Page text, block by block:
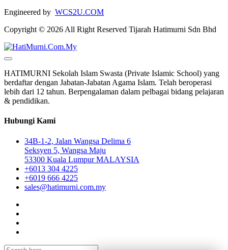
Engineered by WCS2U.COM
Copyright © 2026 All Right Reserved Tijarah Hatimurni Sdn Bhd
HATIMURNI Sekolah Islam Swasta (Private Islamic School) yang
berdaftar dengan Jabatan-Jabatan Agama Islam. Telah beroperasi
lebih dari 12 tahun. Berpengalaman dalam pelbagai bidang pelajaran
& pendidikan.
Hubungi Kami
34B-1-2, Jalan Wangsa Delima 6
Seksyen 5, Wangsa Maju
53300 Kuala Lumpur MALAYSIA
+6013 304 4225
+6019 666 4225
sales@hatimurni.com.my